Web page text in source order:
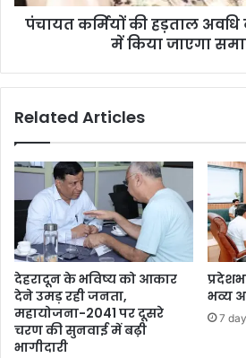
पंचायत कर्मियों की हड़ताल अवधि
में किया जाएगा
Related Articles
देहरादून के भविष्य को आकार
देने उमड़ रही जनता,
महायोजना-2041 पर दूसरे
चरण की सुनवाई में बढ़ी
भागीदारी
भव्य
7